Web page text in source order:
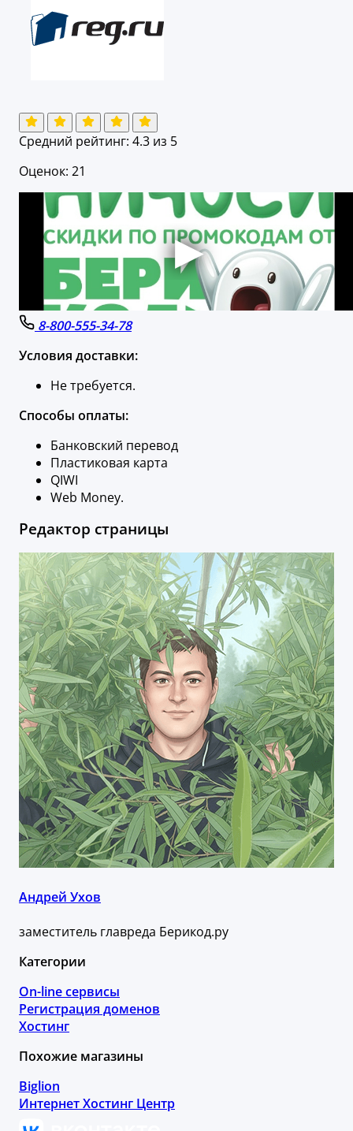
Средний рейтинг: 4.3 из 5
Оценок: 21
8-800-555-34-78
Условия доставки:
Не требуется.
Способы оплаты:
Банковский перевод
Пластиковая карта
QIWI
Web Money.
Редактор страницы
Андрей Ухов
заместитель главреда Берикод.ру
Категории
On-line сервисы
Регистрация доменов
Хостинг
Похожие магазины
Biglion
Интернет Хостинг Центр